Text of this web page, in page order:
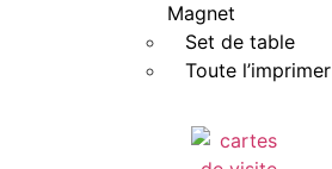
Magnet
Set de table
Toute